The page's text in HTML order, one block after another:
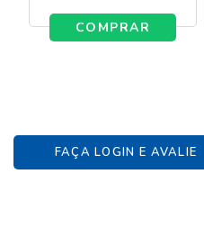
COMPRAR
FAÇA LOGIN E AVALIE